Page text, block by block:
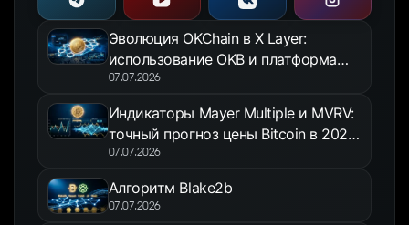
Эволюция OKChain в X Layer:
использование OKB и платформа
OKX Jumpstart в 2026 году
07.07.2026
Индикаторы Mayer Multiple и MVRV:
точный прогноз цены Bitcoin в 2026
году
07.07.2026
Алгоритм Blake2b
07.07.2026